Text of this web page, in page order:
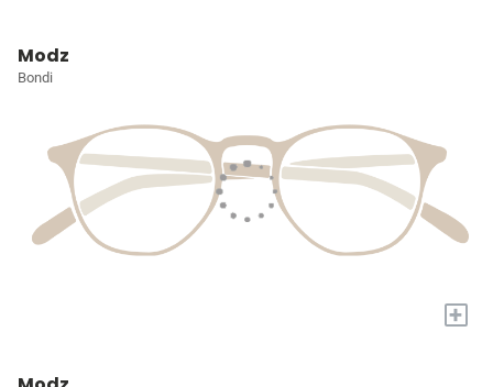
Modz
Bondi
+